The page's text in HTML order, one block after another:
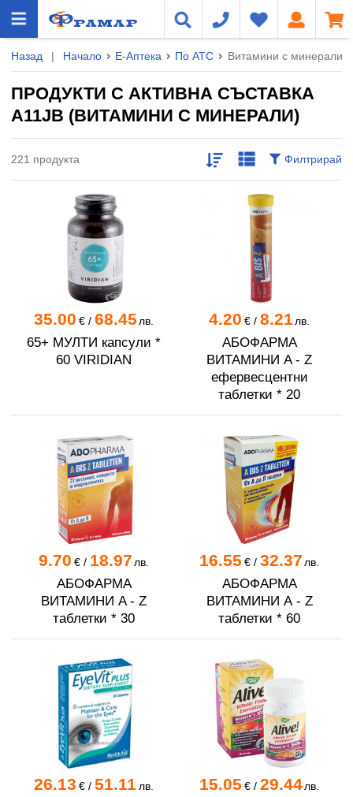
Назад | Начало Е-Аптека По ATC Витамини с минерали
ПРОДУКТИ С АКТИВНА СЪСТАВКА
A11JB (ВИТАМИНИ С МИНЕРАЛИ)
221 продукта Филтрирай
35.00 €/ 68.45 лв.
65+ МУЛТИ капсули *
60 VIRIDIAN
4.20 €/ 8.21лв.
АБОФАРМА
ВИТАМИНИ A - Z
ефервесцентни
таблетки * 20
9.70 €/ 18.97 лв.
АБОФАРМА
ВИТАМИНИ A - Z
таблетки * 30
16.55 €/ 32.37 лв.
АБОФАРМА
ВИТАМИНИ А - Z
таблетки * 60
26.13 € / 51.11лв. 15.05 €/ 29.44лв.